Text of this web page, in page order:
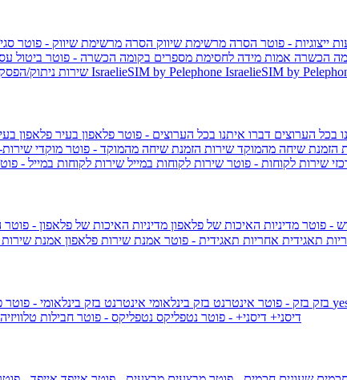
ייצוגיות - פוטר הסרה מרשימת שיווק הסרה מרשימת שיווק - פוטר
הכשרה אמות מידה לחסימת מספרים בקומה הכשרה - פוטר ביטול
שירות ניתוק/ IsraelieSIM by Pelephone
בכל הערוצים דברו איתנו בכל הערוצים - פוטר פלאפון בעיר פלאפון
הזמנת שיחה מהמוקד שירות הזמנת שיחה מהמוקד - פוטר מוקדי
שירות לקוחות - פוטר שירות לקוחות במייל שירות לקוחות במייל -
- פוטר מדיניות האיכות של פלאפון מדיניות האיכות של פלאפון - פוטר
תאגידית אחריות תאגידית - פוטר אמנת שירות פלאפון אמנת שירות
בזק בזק - פוטר אינטרנט בזק בינלאומי אינטרנט בזק בינלאומי - פוטר
דיסני+ דיסני+ - פוטר נטפליקס נטפליקס - פוטר חבילות